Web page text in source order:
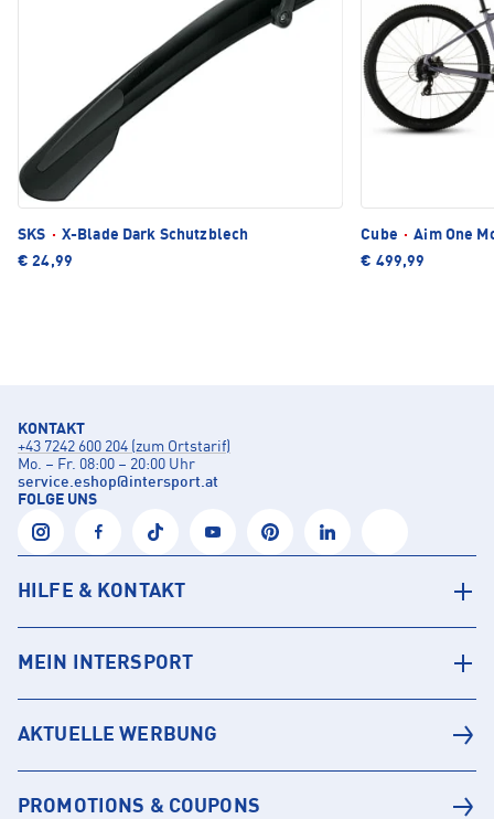
SKS · X-Blade Dark Schutzblech
€ 24,99
Cube · Aim One
€ 499,99
KONTAKT
+43 7242 600 204 (zum Ortstarif)
Mo. – Fr. 08:00 – 20:00 Uhr
service.eshop@intersport.at
FOLGE UNS
HILFE & KONTAKT
MEIN INTERSPORT
AKTUELLE WERBUNG
PROMOTIONS & COUPONS